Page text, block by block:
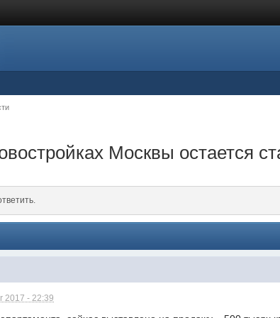
Москвы остается
2017 - 22:39